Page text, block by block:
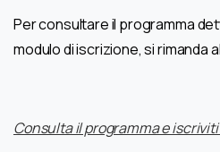
Per consultare il programma
modulo di iscrizione, si rimanda
Consulta il programma e